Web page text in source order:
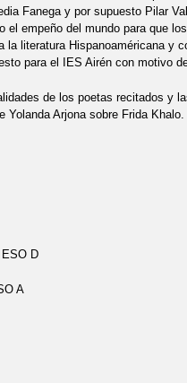
"A LA CAZA DE
DÍA ESCOLAR DE LAS
PROFESIONAL BÁSICA
Fanega y por supuesto Pilar
empeño del mundo para que
literatura Hispanoaméricana y
para el IES Airén con motivo
de los poetas recitados y
Yolanda Arjona sobre Frida Khalo.
D
A